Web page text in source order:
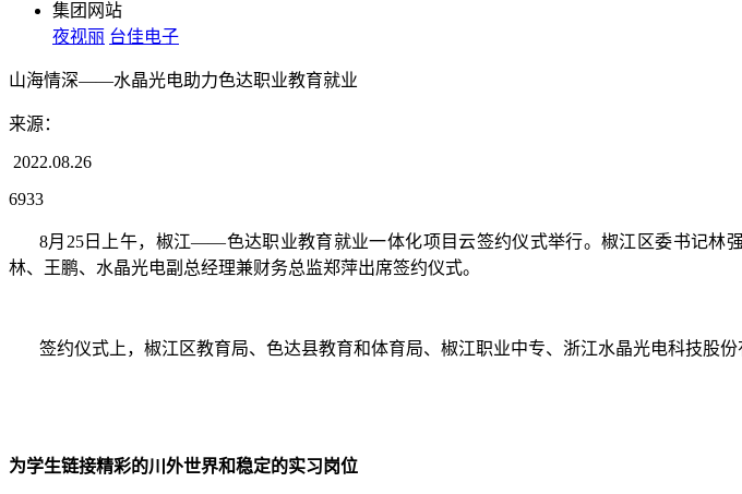
集团网站
夜视丽 台佳电子
山海情深——水晶光电助力色达职业教育就业
来源：
2022.08.26
6933
8月25日上午，椒江——色达职业教育就业一体化项目云签约仪式举行。椒江 区委书记林强
林、王鹏、 水晶光电副总经理兼财务总监郑萍出席签约仪式。
签约仪式上，椒江区教育局、色达县教育和体育局、椒江职业中专、浙江水晶光电科技股
为学生链接精彩的川外世界和稳定的实习岗位